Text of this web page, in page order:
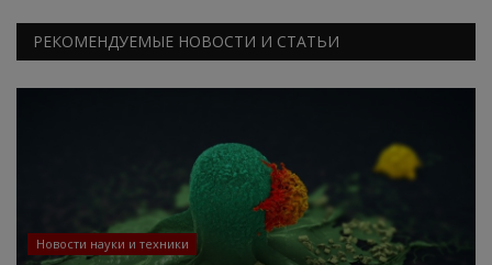
РЕКОМЕНДУЕМЫЕ НОВОСТИ И СТАТЬИ
Новости науки и техники